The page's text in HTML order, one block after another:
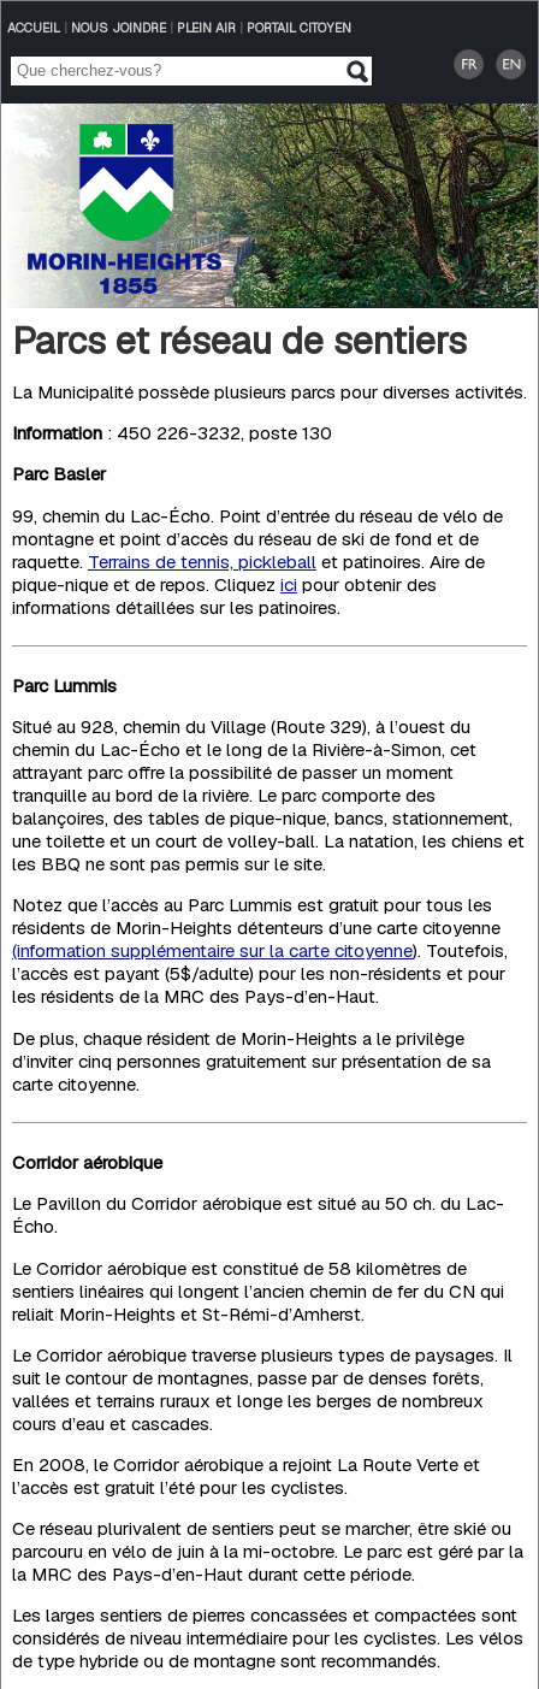
ACCUEIL| NOUS JOINDRE| PLEIN AIR| PORTAIL CITOYEN
Parcs et réseau de sentiers
La Municipalité possède plusieurs parcs pour diverses activités.
Information: 450 226-3232, poste 130
Parc Basler
99, chemin du Lac-Écho. Point d’entrée du réseau de vélo de
montagne et point d’accès du réseau de ski de fond et de
raquette. Terrains de tennis, pickleball et patinoires. Aire de
pique-nique et de repos. Cliquez ici pour obtenir des
informations détaillées sur les patinoires.
Parc Lummis
Situé au 928, chemin du Village (Route 329), à l’ouest du
chemin du Lac-Écho et le long de la Rivière-à-Simon, cet
attrayant parc offre la possibilité de passer un moment
tranquille au bord de la rivière. Le parc comporte des
balançoires, des tables de pique-nique, bancs, stationnement,
une toilette et un court de volley-ball. La natation, les chiens et
les BBQ ne sont pas permis sur le site.
Notez que l’accès au Parc Lummis est gratuit pour tous les
résidents de Morin-Heights détenteurs d’une carte citoyenne
(information supplémentaire sur la carte citoyenne). Toutefois,
l’accès est payant (5$/adulte) pour les non-résidents et pour
les résidents de la MRC des Pays-d’en-Haut.
De plus, chaque résident de Morin-Heights a le privilège
d’inviter cinq personnes gratuitement sur présentation de sa
carte citoyenne.
Corridor aérobique
Le Pavillon du Corridor aérobique est situé au 50 ch. du Lac-
Écho.
Le Corridor aérobique est constitué de 58 kilomètres de
sentiers linéaires qui longent l’ancien chemin de fer du CN qui
reliait Morin-Heights et St-Rémi-d’Amherst.
Le Corridor aérobique traverse plusieurs types de paysages. Il
suit le contour de montagnes, passe par de denses forêts,
vallées et terrains ruraux et longe les berges de nombreux
cours d’eau et cascades.
En 2008, le Corridor aérobique a rejoint La Route Verte et
l’accès est gratuit l’été pour les cyclistes.
Ce réseau plurivalent de sentiers peut se marcher, être skié ou
parcouru en vélo de juin à la mi-octobre. Le parc est géré par la
la MRC des Pays-d’en-Haut durant cette période.
Les larges sentiers de pierres concassées et compactées sont
considérés de niveau intermédiaire pour les cyclistes. Les vélos
de type hybride ou de montagne sont recommandés.